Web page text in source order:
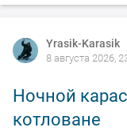
Yrasik-Karasik
8 августа 2026,
Ночной
котловане